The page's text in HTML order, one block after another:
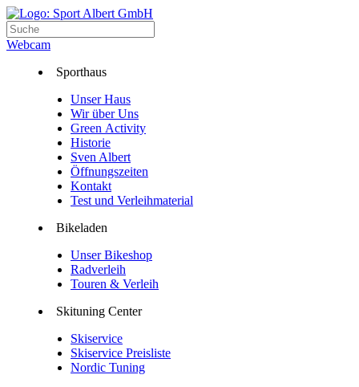
Webcam
Sporthaus
Unser Haus
Wir über Uns
Green Activity
Historie
Sven Albert
Öffnungszeiten
Kontakt
Test und Verleihmaterial
Bikeladen
Unser Bikeshop
Radverleih
Touren & Verleih
Skituning Center
Skiservice
Skiservice Preisliste
Nordic Tuning